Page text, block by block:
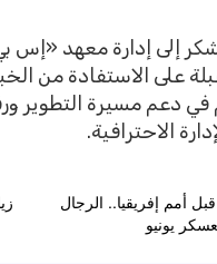
إلى إدارة معهد «إس
على الاستفادة من
في دعم مسيرة التطوير
الاحترافية.
أمم إفريقيا.. الرجال
يونيو